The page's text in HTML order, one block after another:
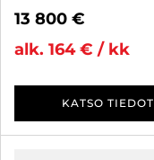
13 800 €
alk. 164 € / kk
KATSO TIEDOT